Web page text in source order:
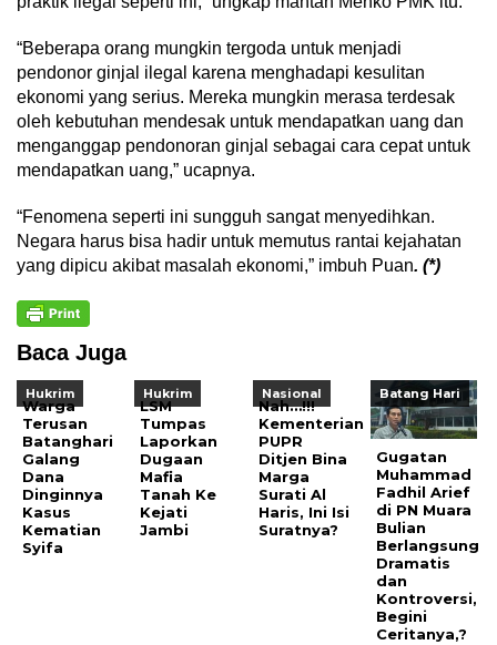
“Beberapa orang mungkin tergoda untuk menjadi
pendonor ginjal ilegal karena menghadapi kesulitan
ekonomi yang serius. Mereka mungkin merasa terdesak
oleh kebutuhan mendesak untuk mendapatkan uang dan
menganggap pendonoran ginjal sebagai cara cepat untuk
mendapatkan uang,” ucapnya.
“Fenomena seperti ini sungguh sangat menyedihkan.
Negara harus bisa hadir untuk memutus rantai kejahatan
yang dipicu akibat masalah ekonomi,” imbuh Puan. (*)
Baca Juga
Hukrim
Warga
Terusan
Batanghari
Galang
Dana
Dinginnya
Kasus
Kematian
Syifa
Hukrim
LSM
Tumpas
Laporkan
Dugaan
Mafia
Tanah Ke
Kejati
Jambi
Nasional
Nah…!!!
Kementerian
PUPR
Ditjen Bina
Marga
Surati Al
Haris, Ini Isi
Suratnya?
Batang Hari
Gugatan
Muhammad
Fadhil Arief
di PN Muara
Bulian
Berlangsung
Dramatis
dan
Kontroversi,
Begini
Ceritanya,?